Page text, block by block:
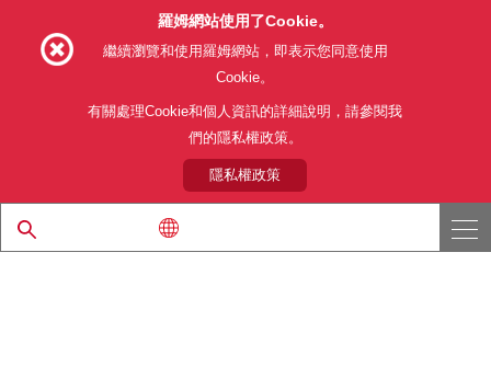
網站使用條款 利用目的 隱私權政策
網站地圖
關於本公司產品銷售之標準條款(PDF)
© 1997 - 2026 ROHM CO., LTD. ALL RIGHTS RESERVED.
羅姆網站使用了Cookie。
繼續瀏覽和使用羅姆網站，即表示您同意使用
Cookie。
有關處理Cookie和個人資訊的詳細說明，請參閱我
們的隱私權政策。
隱私權政策